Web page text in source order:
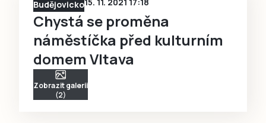
Budějovicko
Chystá se proměna
náměstíčka před kulturním
domem Vltava
Zobrazit galerii
(2)